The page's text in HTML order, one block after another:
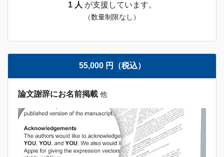
1 人 が支援しています。
（数量制限なし）
55,000 円（税込）
論文謝辞にお名前掲載 他